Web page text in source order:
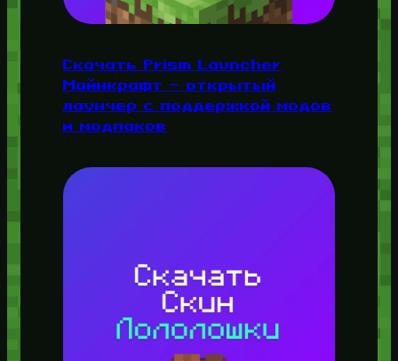
Скачать Prism Launcher
Майнкрафт — открытый
лаунчер с поддержкой модов
и модпаков